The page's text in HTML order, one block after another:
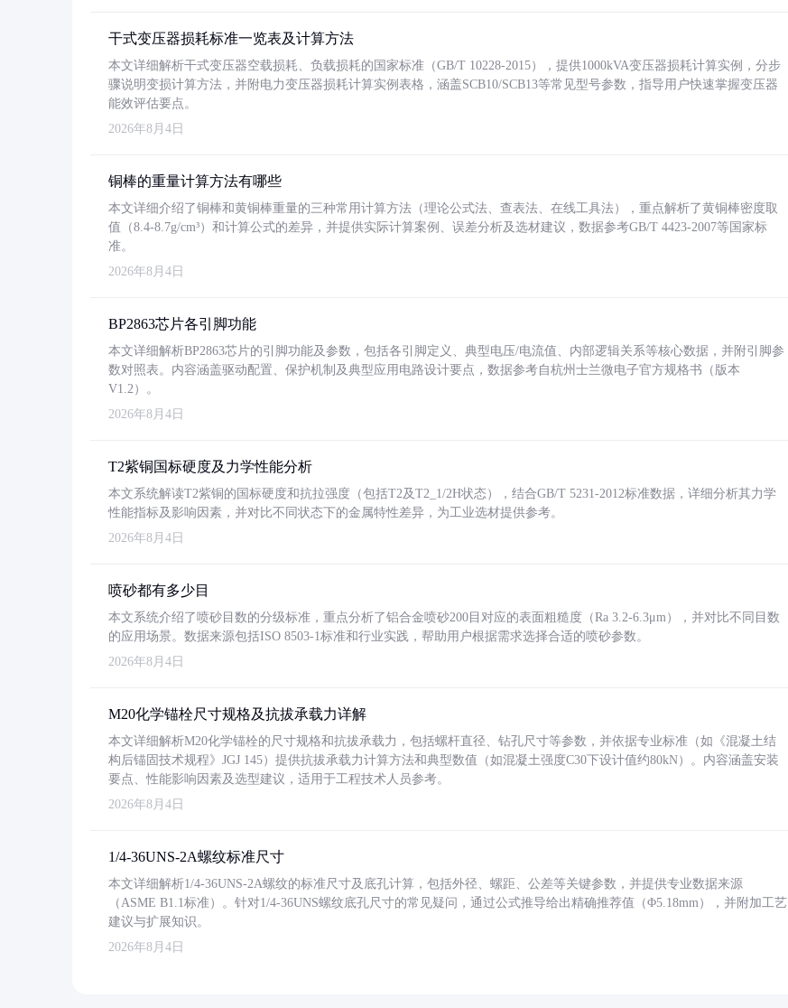
干式变压器损耗标准一览表及计算方法
本文详细解析干式变压器空载损耗、负载损耗的国家标准（GB/T 10228-2015），提供1000kVA变压器损耗计算实例，分步
骤说明变损计算方法，并附电力变压器损耗计算实例表格，涵盖SCB10/SCB13等常见型号参数，指导用户快速掌握变压器
能效评估要点。
2026年8月4日
铜棒的重量计算方法有哪些
本文详细介绍了铜棒和黄铜棒重量的三种常用计算方法（理论公式法、查表法、在线工具法），重点解析了黄铜棒密度取
值（8.4-8.7g/cm³）和计算公式的差异，并提供实际计算案例、误差分析及选材建议，数据参考GB/T 4423-2007等国家标
准。
2026年8月4日
BP2863芯片各引脚功能
本文详细解析BP2863芯片的引脚功能及参数，包括各引脚定义、典型电压/电流值、内部逻辑关系等核心数据，并附引脚参
数对照表。内容涵盖驱动配置、保护机制及典型应用电路设计要点，数据参考自杭州士兰微电子官方规格书（版本
V1.2）。
2026年8月4日
T2紫铜国标硬度及力学性能分析
本文系统解读T2紫铜的国标硬度和抗拉强度（包括T2及T2_1/2H状态），结合GB/T 5231-2012标准数据，详细分析其力学
性能指标及影响因素，并对比不同状态下的金属特性差异，为工业选材提供参考。
2026年8月4日
喷砂都有多少目
本文系统介绍了喷砂目数的分级标准，重点分析了铝合金喷砂200目对应的表面粗糙度（Ra 3.2-6.3μm），并对比不同目数
的应用场景。数据来源包括ISO 8503-1标准和行业实践，帮助用户根据需求选择合适的喷砂参数。
2026年8月4日
M20化学锚栓尺寸规格及抗拔承载力详解
本文详细解析M20化学锚栓的尺寸规格和抗拔承载力，包括螺杆直径、钻孔尺寸等参数，并依据专业标准（如《混凝土结
构后锚固技术规程》JGJ 145）提供抗拔承载力计算方法和典型数值（如混凝土强度C30下设计值约80kN）。内容涵盖安装
要点、性能影响因素及选型建议，适用于工程技术人员参考。
2026年8月4日
1/4-36UNS-2A螺纹标准尺寸
本文详细解析1/4-36UNS-2A螺纹的标准尺寸及底孔计算，包括外径、螺距、公差等关键参数，并提供专业数据来源
（ASME B1.1标准）。针对1/4-36UNS螺纹底孔尺寸的常见疑问，通过公式推导给出精确推荐值（Φ5.18mm），并附加工艺
建议与扩展知识。
2026年8月4日